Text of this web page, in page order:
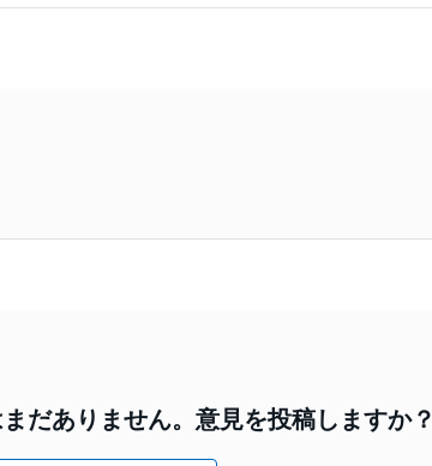
だありません。意見を投稿しますか？